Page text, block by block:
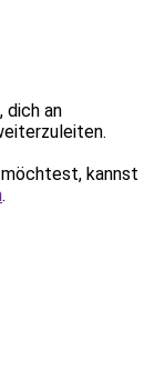
dich an
kannst
.